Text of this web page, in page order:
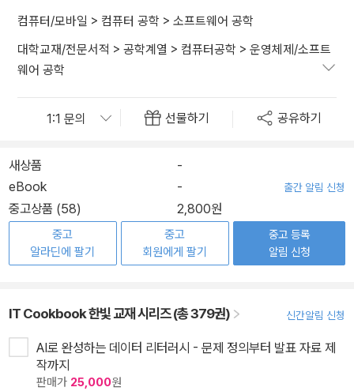
컴퓨터/모바일 > 컴퓨터 공학 > 소프트웨어 공학
대학교재/전문서적 > 공학계열 > 컴퓨터공학 > 운영체제/소프트
웨어 공학
선물하기 공유하기
새상품
-
eBook
- 출간 알림 신청
중고상품 (58) 2,800원
중고
알라딘에 팔기
중고
회원에게 팔기
중고 등록
알림 신청
IT Cookbook 한빛 교재 시리즈 (총 379권) 신간알림 신청
AI로 완성하는 데이터 리터러시 - 문제 정의부터 발표 자료 제
작까지
판매가 25,000원